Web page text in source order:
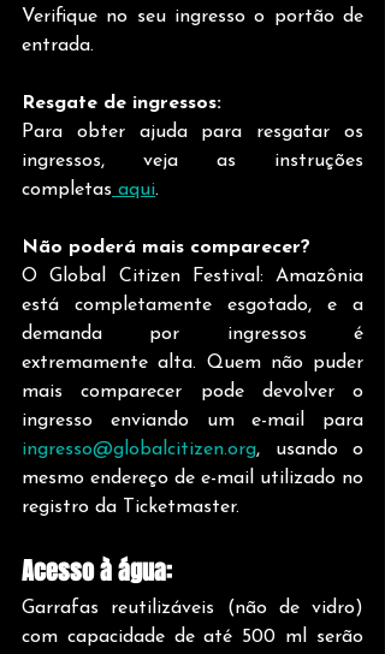
Verifique no seu ingresso o portão de
entrada.
Resgate de ingressos:
Para obter ajuda para resgatar os
ingressos, veja as instruções
completas aqui.
Não poderá mais comparecer?
O Global Citizen Festival: Amazônia
está completamente esgotado, e a
demanda por ingressos é
extremamente alta. Quem não puder
mais comparecer pode devolver o
ingresso@globalcitizen.org, usando o
mesmo endereço de e-mail utilizado no
registro da Ticketmaster.
Acesso à água:
Garrafas reutilizáveis (não de vidro)
com capacidade de até 500 ml serão